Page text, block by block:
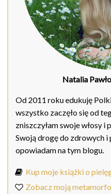
Natalia
Od 2011 roku edukuję
wszystko zaczęło się od
zniszczyłam swoje włosy i
Swoją drogę do zdrowych i
opowiadam na tym blogu.
Kup moje książki o
Zobacz moją